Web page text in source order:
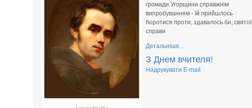
громади Угорщини справжнім
випробуванням - їй прийшлось
боротися проти, здавалось би, святої
справи
Детальніше...
З Днем вчителя!
Надрукувати E-mail